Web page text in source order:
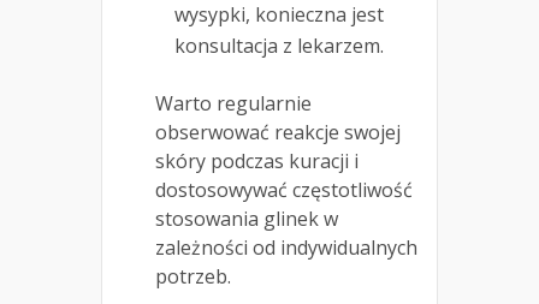
wysypki, konieczna jest
konsultacja z lekarzem.
Warto regularnie
obserwować reakcje swojej
skóry podczas kuracji i
dostosowywać częstotliwość
stosowania glinek w
zależności od indywidualnych
potrzeb.